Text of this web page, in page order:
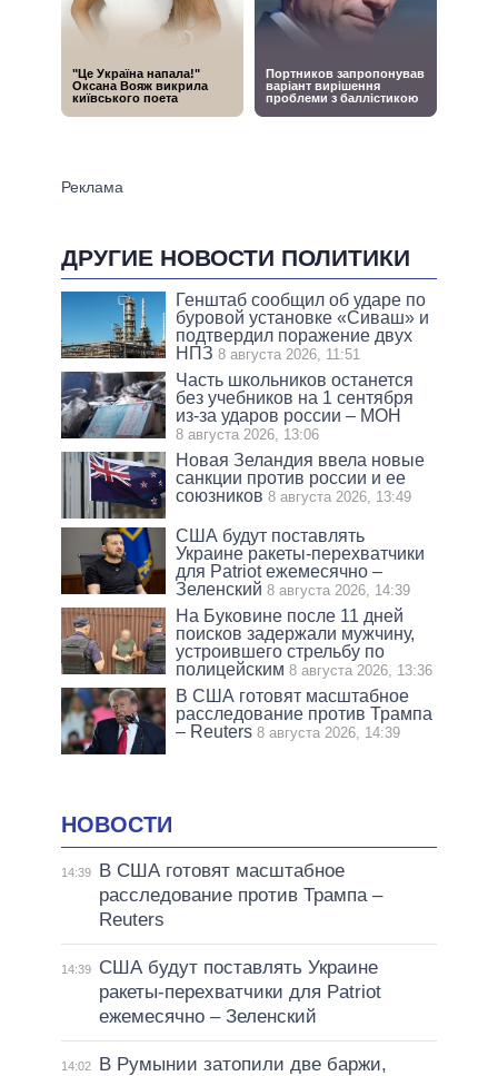
ДРУГИЕ НОВОСТИ ПОЛИТИКИ
Генштаб сообщил об ударе по
буровой установке «Сиваш» и
подтвердил поражение двух
НПЗ 8 августа 2026, 11:51
Часть школьников останется
без учебников на 1 сентября
из-за ударов россии – МОН
8 августа 2026, 13:06
Новая Зеландия ввела новые
санкции против россии и ее
союзников 8 августа 2026, 13:49
США будут поставлять
Украине ракеты-перехватчики
для Patriot ежемесячно –
Зеленский 8 августа 2026, 14:39
На Буковине после 11 дней
поисков задержали мужчину,
устроившего стрельбу по
полицейским 8 августа 2026, 13:36
В США готовят масштабное
расследование против Трампа
– Reuters 8 августа 2026, 14:39
НОВОСТИ
14:39
В США готовят масштабное
расследование против Трампа –
Reuters
14:39
США будут поставлять Украине
ракеты-перехватчики для Patriot
ежемесячно – Зеленский
14:02
В Румынии затопили две баржи,